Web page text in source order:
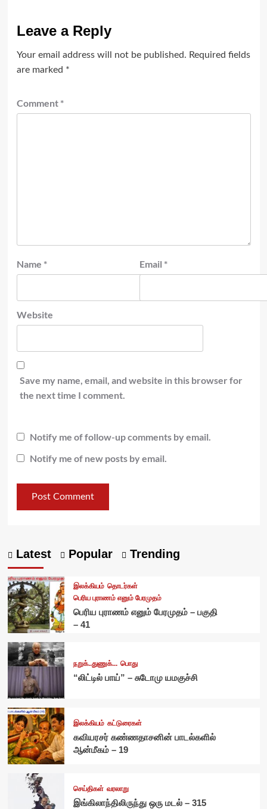
Leave a Reply
Your email address will not be published. Required fields
are marked *
Comment *
Name * Email *
Website
Save my name, email, and website in this browser for
the next time I comment.
Notify me of follow-up comments by email.
Notify me of new posts by email.
Latest Popular Trending
இலக்கியம் தொடர்கள்
பெரிய புராணம் எனும் பேரமுதம்
பெரிய புராணம் எனும் பேரமுதம் – பகுதி
– 41
நறுக்..துணுக்... பொது
“லிட்டில் பாய்” – சுடோமு யமகுச்சி
இலக்கியம் கட்டுரைகள்
கவியரசர் கண்ணதாசனின் பாடல்களில்
ஆன்மீகம் – 19
செய்திகள் வரலாறு
இங்கிலாந்திலிருந்து ஒரு மடல் – 315